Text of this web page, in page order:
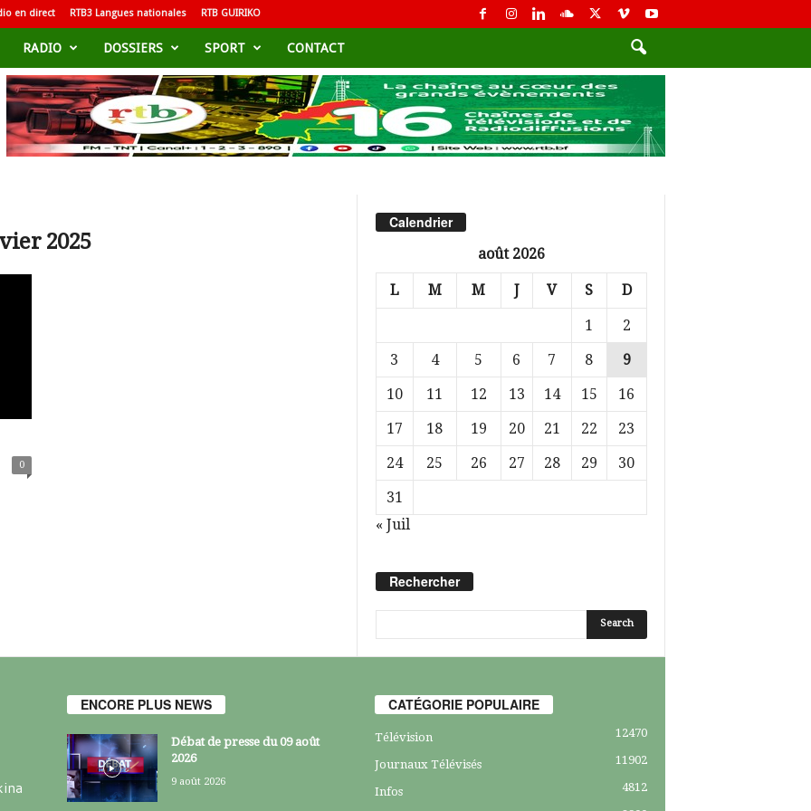
en direct RTB3 Langues nationales RTB GUIRIKO
RADIO DOSSIERS SPORT CONTACT
2025
0
Calendrier
août 2026
L M M J V S D
1
2
3
4 5 6 7 8
9
10
11 12 13 14 15
16
17
18 19 20 21 22
23
24
25 26 27 28 29
30
31
« Juil
Rechercher
ENCORE PLUS NEWS
Débat de presse du 09 août
2026
9 août 2026
CATÉGORIE POPULAIRE
Télévision 12470
Journaux Télévisés 11902
Infos
4812